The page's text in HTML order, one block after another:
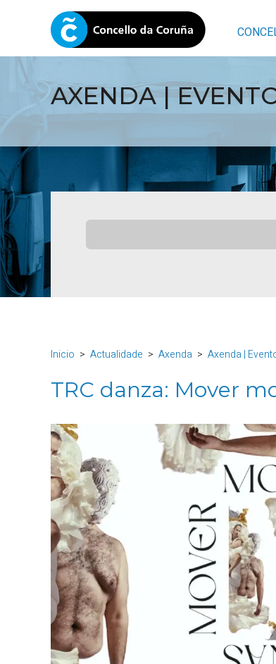
AXENDA |
Inicio Actualidade Axenda Axenda |
TRC danza: Mover